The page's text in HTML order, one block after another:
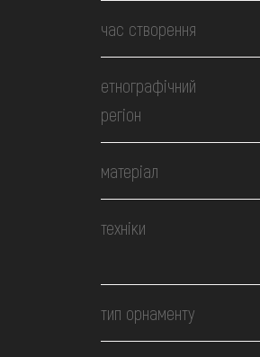
час створення
етнографічний
регіон
матеріал
техніки
тип орнаменту